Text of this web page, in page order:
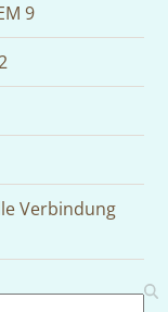
9
Verbindung